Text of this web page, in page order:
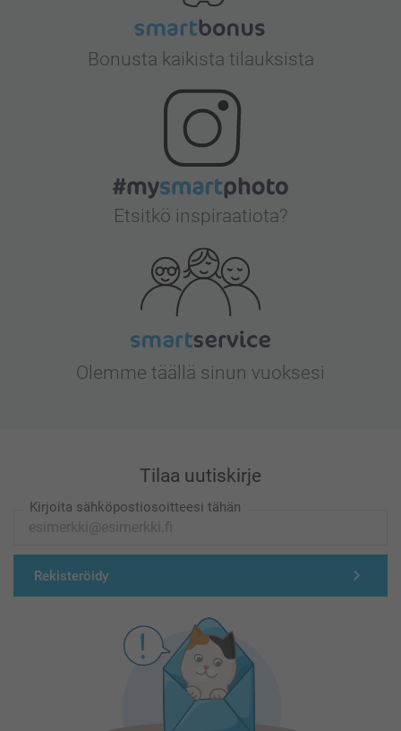
Bonusta kaikista tilauksista
Etsitkö inspiraatiota?
Olemme täällä sinun vuoksesi
Tilaa uutiskirje
Kirjoita sähköpostiosoitteesi tähän
Rekisteröidy